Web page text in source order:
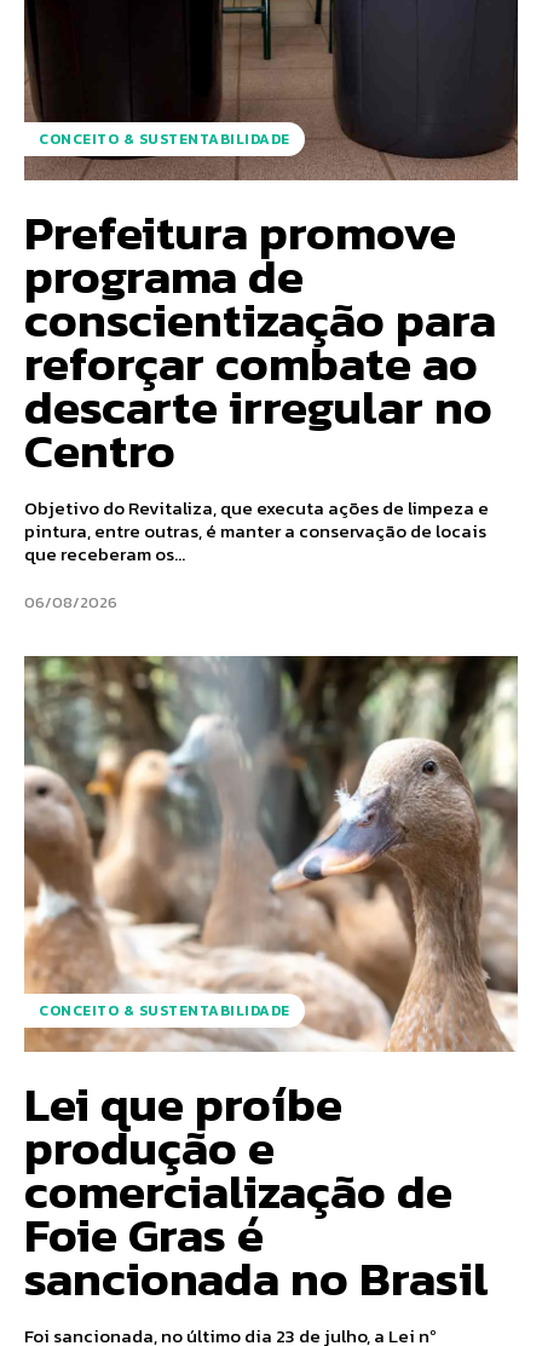
CONCEITO & SUSTENTABILIDADE
Prefeitura promove
programa de
conscientização para
reforçar combate ao
descarte irregular no
Centro
Objetivo do Revitaliza, que executa ações de limpeza e
pintura, entre outras, é manter a conservação de locais
que receberam os...
06/08/2026
CONCEITO & SUSTENTABILIDADE
Lei que proíbe
produção e
comercialização de
Foie Gras é
sancionada no Brasil
Foi sancionada, no último dia 23 de julho, a Lei nº